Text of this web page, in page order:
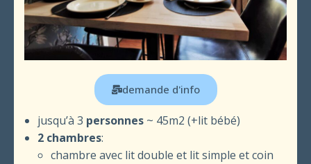
demande d'info
jusqu’à 3 personnes ~ 45m2 (+lit bébé)
2 chambres:
chambre avec lit double et lit simple et coin